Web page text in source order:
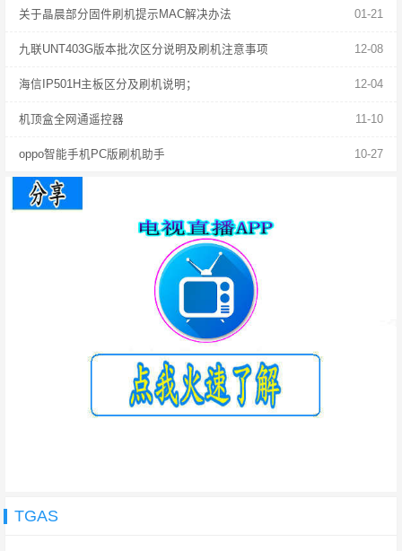
01-21
关于晶晨部分固件刷机提示MAC解决办法
12-08
九联UNT403G版本批次区分说明及刷机注意事项
12-04
海信IP501H主板区分及刷机说明；
11-10
机顶盒全网通遥控器
10-27
oppo智能手机PC版刷机助手
TGAS